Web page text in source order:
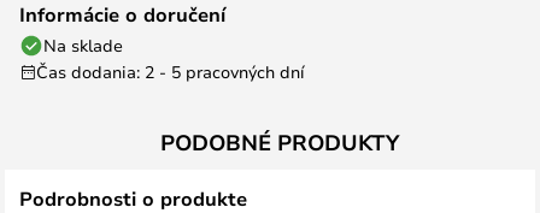
Informácie o doručení
Na sklade
Čas dodania: 2 - 5 pracovných dní
PODOBNÉ PRODUKTY
Podrobnosti o produkte